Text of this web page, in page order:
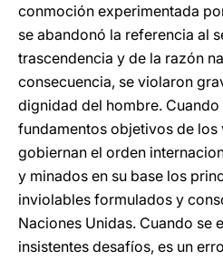
conmoción experimentada
se abandonó la referencia al
trascendencia y de la razón
consecuencia, se violaron
dignidad del hombre.
fundamentos objetivos de los
gobiernan el orden
y minados en su base los
inviolables formulados y
Naciones Unidas. Cuando se
insistentes desafíos, es un